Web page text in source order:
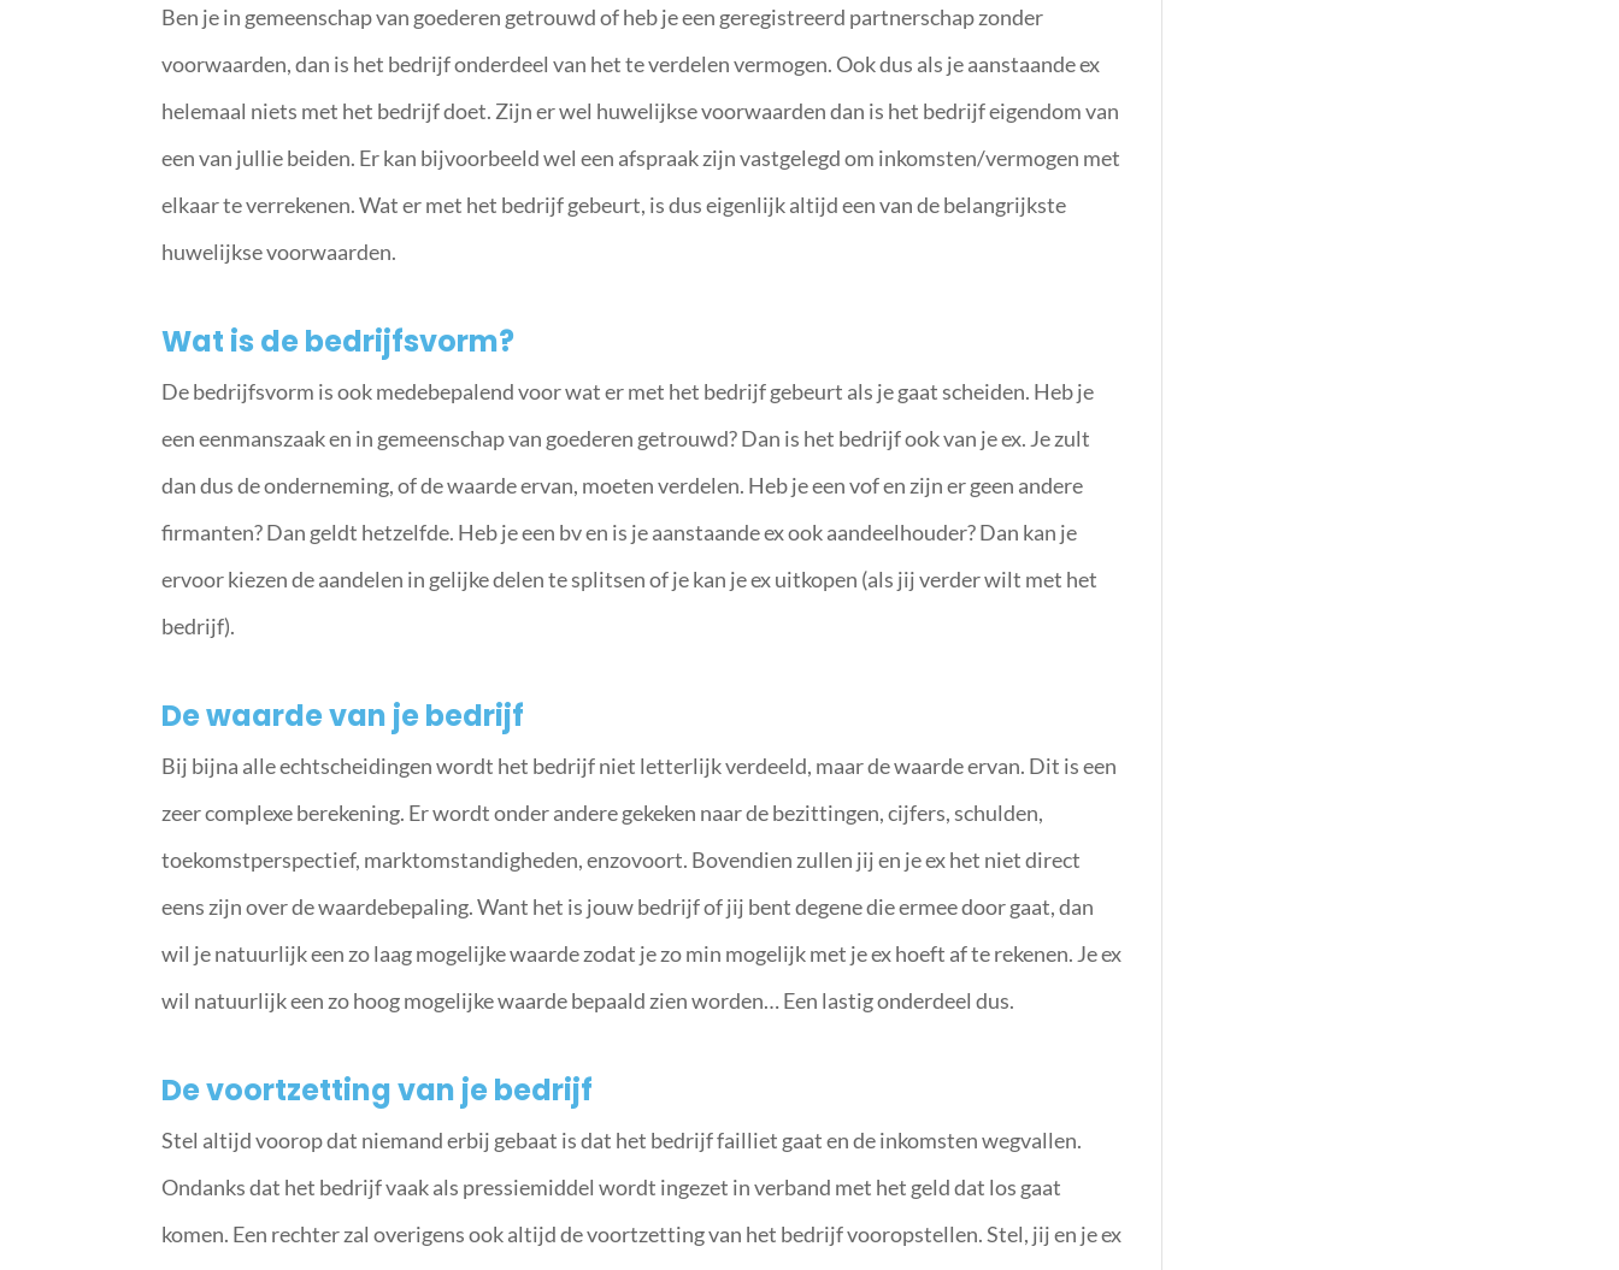
Ben je in gemeenschap van goederen getrouwd of heb je een geregistreerd partnerschap zonder
voorwaarden, dan is het bedrijf onderdeel van het te verdelen vermogen. Ook dus als je aanstaande ex
helemaal niets met het bedrijf doet. Zijn er wel huwelijkse voorwaarden dan is het bedrijf eigendom van
een van jullie beiden. Er kan bijvoorbeeld wel een afspraak zijn vastgelegd om inkomsten/vermogen met
elkaar te verrekenen. Wat er met het bedrijf gebeurt, is dus eigenlijk altijd een van de belangrijkste
huwelijkse voorwaarden.
Wat is de bedrijfsvorm?
De bedrijfsvorm is ook medebepalend voor wat er met het bedrijf gebeurt als je gaat scheiden. Heb je
een eenmanszaak en in gemeenschap van goederen getrouwd? Dan is het bedrijf ook van je ex. Je zult
dan dus de onderneming, of de waarde ervan, moeten verdelen. Heb je een vof en zijn er geen andere
firmanten? Dan geldt hetzelfde. Heb je een bv en is je aanstaande ex ook aandeelhouder? Dan kan je
ervoor kiezen de aandelen in gelijke delen te splitsen of je kan je ex uitkopen (als jij verder wilt met het
bedrijf).
De waarde van je bedrijf
Bij bijna alle echtscheidingen wordt het bedrijf niet letterlijk verdeeld, maar de waarde ervan. Dit is een
zeer complexe berekening. Er wordt onder andere gekeken naar de bezittingen, cijfers, schulden,
toekomstperspectief, marktomstandigheden, enzovoort. Bovendien zullen jij en je ex het niet direct
eens zijn over de waardebepaling. Want het is jouw bedrijf of jij bent degene die ermee door gaat, dan
wil je natuurlijk een zo laag mogelijke waarde zodat je zo min mogelijk met je ex hoeft af te rekenen. Je ex
wil natuurlijk een zo hoog mogelijke waarde bepaald zien worden… Een lastig onderdeel dus.
De voortzetting van je bedrijf
Stel altijd voorop dat niemand erbij gebaat is dat het bedrijf failliet gaat en de inkomsten wegvallen.
Ondanks dat het bedrijf vaak als pressiemiddel wordt ingezet in verband met het geld dat los gaat
komen. Een rechter zal overigens ook altijd de voortzetting van het bedrijf vooropstellen. Stel, jij en je ex